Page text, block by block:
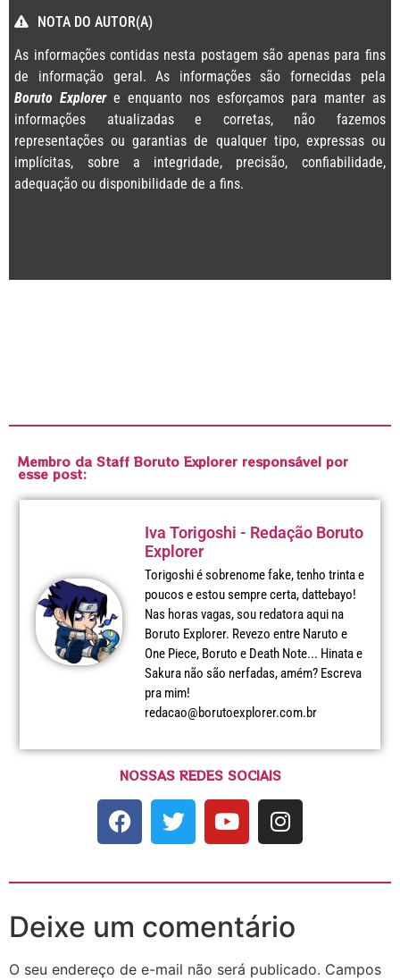
NOTA DO AUTOR(A)
As informações contidas nesta postagem são apenas para fins
de informação geral. As informações são fornecidas pela
Boruto Explorere enquanto nos esforçamos para manter as
informações atualizadas e corretas, não fazemos
representações ou garantias de qualquer tipo, expressas ou
implícitas, sobre a integridade, precisão, confiabilidade,
adequação ou disponibilidade de a fins.
Membro da Staff Boruto Explorer responsável por
esse post:
Iva Torigoshi - Redação Boruto
Explorer
Torigoshi é sobrenome fake, tenho trinta e
poucos e estou sempre certa, dattebayo!
Nas horas vagas, sou redatora aqui na
Boruto Explorer. Revezo entre Naruto e
One Piece, Boruto e Death Note... Hinata e
Sakura não são nerfadas, amém? Escreva
pra mim!
redacao@borutoexplorer.com.br
NOSSAS REDES SOCIAIS
Deixe um comentário
O seu endereço de e-mail não será publicado. Campos